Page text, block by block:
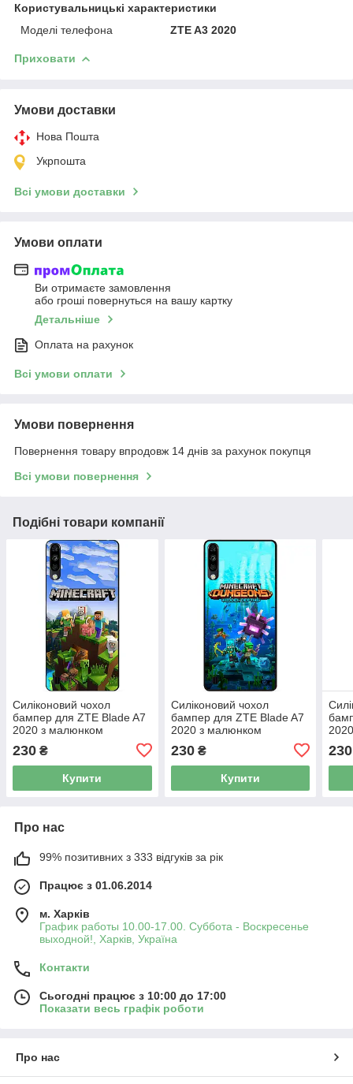
Користувальницькі характеристики
Моделі телефона
ZTE A3 2020
Приховати
Умови доставки
Нова Пошта
Укрпошта
Всі умови доставки
Умови оплати
Ви отримаєте замовлення
або гроші повернуться на вашу картку
Детальніше
Оплата на рахунок
Всі умови оплати
Умови повернення
Повернення товару впродовж 14 днів за рахунок покупця
Всі умови повернення
Подібні товари компанії
Силіконовий чохол
бампер для ZTE Blade A7
2020 з малюнком
230 ₴
Купити
Силіконовий чохол
бампер для ZTE Blade A7
2020 з малюнком
230₴
Купити
230
Про нас
99% позитивних з 333 відгуків за рік
Працює з 01.06.2014
м. Харків
График работы 10.00-17.00. Суббота - Воскресенье
выходной!, Харків, Україна
Контакти
Сьогодні працює з 10:00 до 17:00
Показати весь графік роботи
Про нас